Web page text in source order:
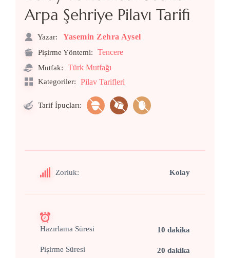
Arpa Şehriye Pilavı Tarifi
Yazar: Yasemin Zehra Aysel
Pişirme Yöntemi: Tencere
Mutfak: Türk Mutfağı
Kategoriler: Pilav Tarifleri
Tarif İpuçları:
Zorluk: Kolay
Hazırlama Süresi 10 dakika
Pişirme Süresi 20 dakika